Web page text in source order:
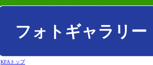
フォトギャラリー
KFAトップ